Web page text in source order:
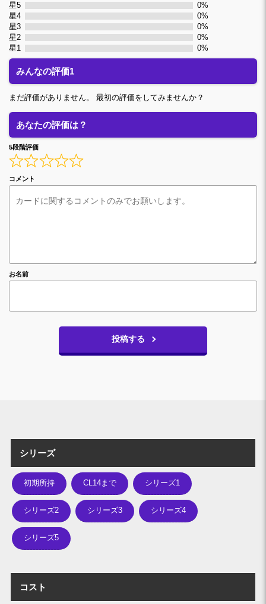
星5
0%
星4
0%
星3
0%
星2
0%
星1
0%
みんなの評価1
まだ評価がありません。 最初の評価をしてみませんか？
あなたの評価は？
5段階評価
コメント
お名前
投稿する
シリーズ
初期所持 CL14まで シリーズ1
シリーズ2 シリーズ3 シリーズ4
シリーズ5
コスト